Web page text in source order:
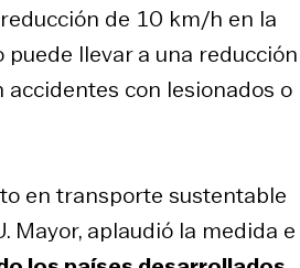
de 10 km/h en la
llevar a una reducción
accidentes con lesionados o
en transporte sustentable
Mayor, aplaudió la medida e